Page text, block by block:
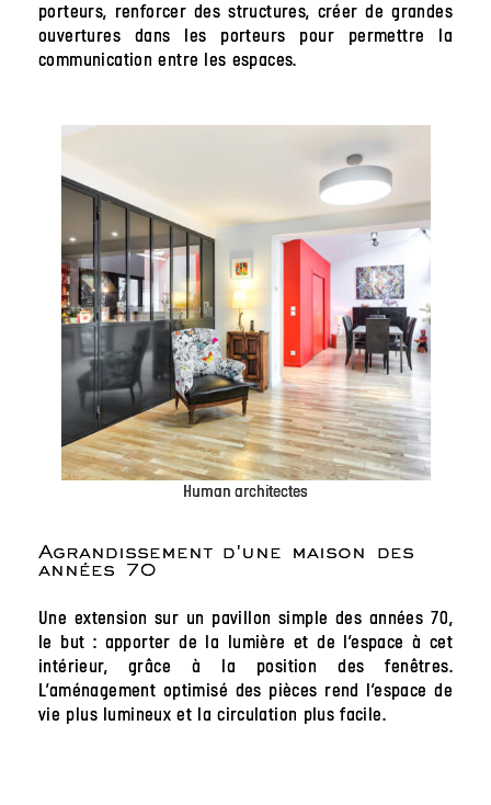
porteurs, renforcer des structures, créer de grandes
ouvertures dans les porteurs pour permettre la
communication entre les espaces.
Human architectes
Agrandissement d'une maison des
années 70
Une extension sur un pavillon simple des années 70,
le but : apporter de la lumière et de l’espace à cet
intérieur, grâce à la position des fenêtres.
L’aménagement optimisé des pièces rend l’espace de
vie plus lumineux et la circulation plus facile.